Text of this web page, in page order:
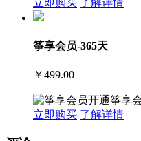
立即购买 了解详情
筝享会员-365天
￥499.00
开通筝享
立即购买 了解详情